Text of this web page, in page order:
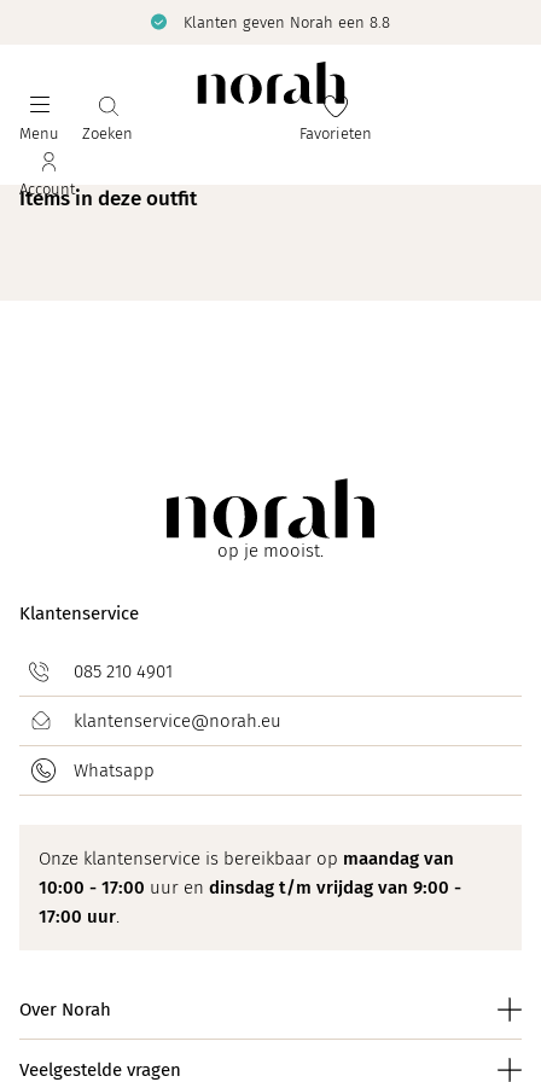
Klanten geven Norah een 8.8
Menu Zoeken Favorieten
Account
Items in deze outfit
op je mooist.
Klantenservice
085 210 4901
klantenservice@norah.eu
Whatsapp
Onze klantenservice is bereikbaar op maandag van
10:00 - 17:00 uur en dinsdag t/m vrijdag van 9:00 -
17:00 uur.
Over Norah
Veelgestelde vragen